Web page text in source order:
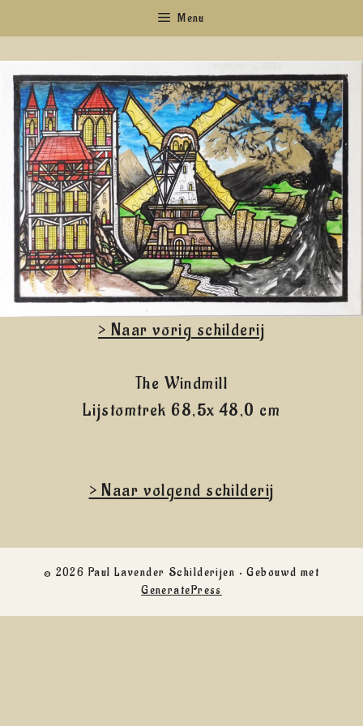
naar
de
inhoud
Menu
> Naar vorig schilderij
The Windmill
Lijstomtrek 68,5x 48,0 cm
> Naar volgend schilderij
© 2026 Paul Lavender Schilderijen • Gebouwd met
GeneratePress